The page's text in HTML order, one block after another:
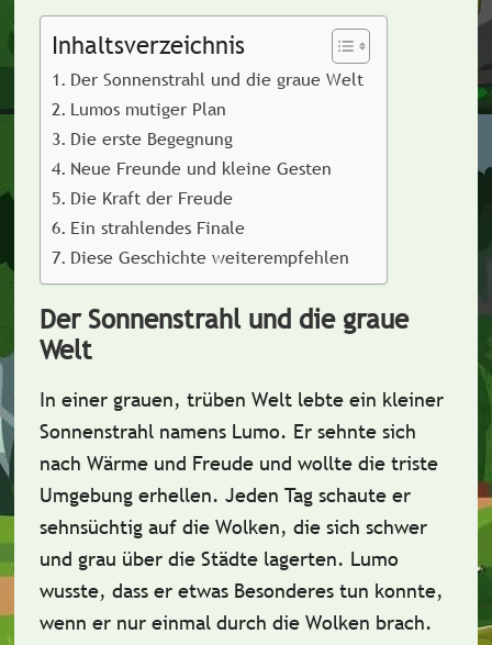
Inhaltsverzeichnis
Der Sonnenstrahl und die graue Welt
Lumos mutiger Plan
Die erste Begegnung
Neue Freunde und kleine Gesten
Die Kraft der Freude
Ein strahlendes Finale
Diese Geschichte weiterempfehlen
Der Sonnenstrahl und die graue
Welt
In einer grauen, trüben Welt lebte ein kleiner
Sonnenstrahl namens Lumo. Er sehnte sich
nach Wärme und Freude und wollte die triste
Umgebung erhellen. Jeden Tag schaute er
sehnsüchtig auf die Wolken, die sich schwer
und grau über die Städte lagerten. Lumo
wusste, dass er etwas Besonderes tun konnte,
wenn er nur einmal durch die Wolken brach.